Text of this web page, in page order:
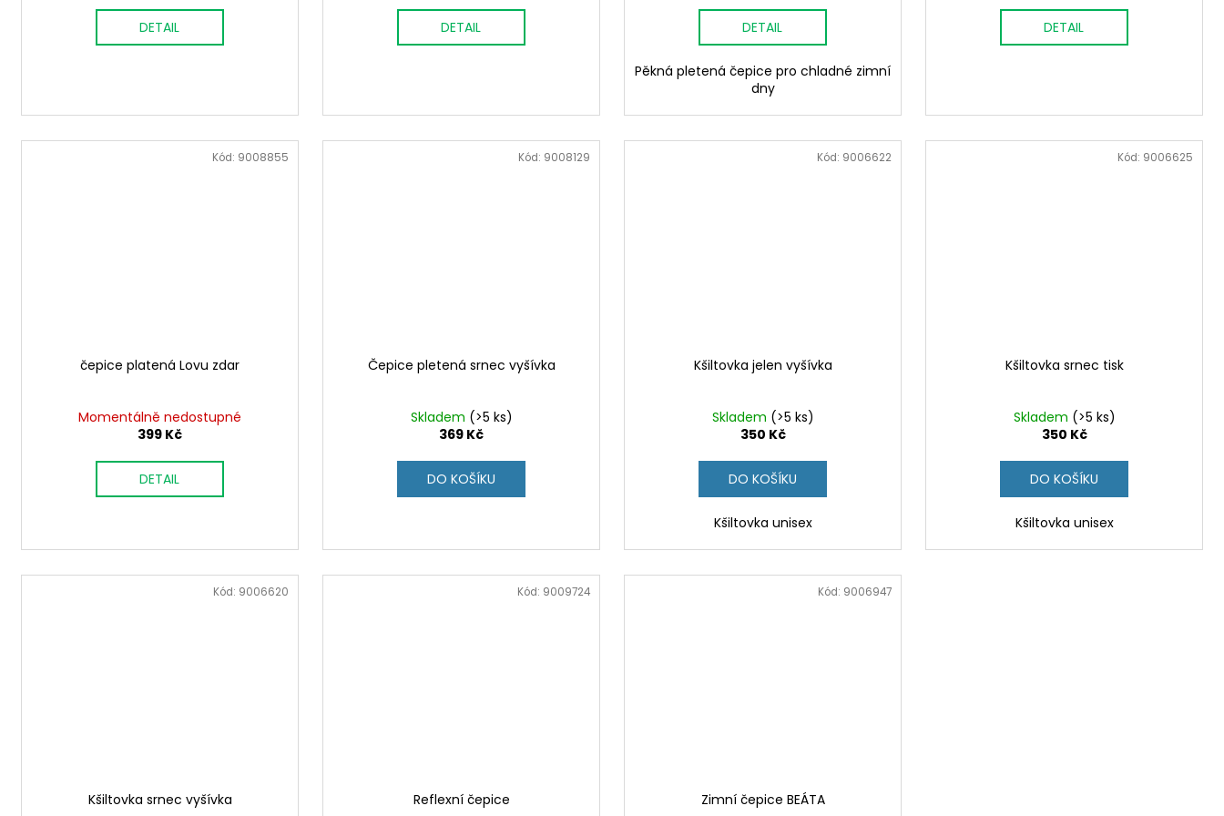
DETAIL DETAIL DETAIL
Pěkná pletená čepice pro chladné zimní
dny
DETAIL
čepice platená Lovu zdar
Momentálně nedostupné
399 Kč
DETAIL
Kód: 9008855
Čepice pletená srnec vyšívka
Skladem (>5 ks)
369 Kč
DO KOŠÍKU
Kód: 9008129
Kšiltovka jelen vyšívka
Skladem (>5 ks)
350 Kč
DO KOŠÍKU
Kšiltovka unisex
Kód: 9006622
Kšiltovka srnec tisk
Skladem (>5 ks)
350 Kč
DO KOŠÍKU
Kšiltovka unisex
Kód: 9006625
Kšiltovka srnec vyšívka
Kód: 9006620
Reflexní čepice
Kód: 9009724
Zimní čepice BEÁTA
Kód: 9006947